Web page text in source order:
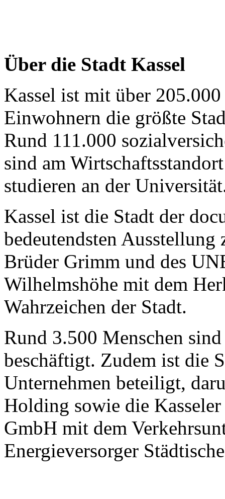
Über die Stadt Kassel
Kassel ist mit über
Einwohnern die größte
Rund 111.000
sind am
studieren an der
Kassel ist die Stadt der
bedeutendsten Ausstellung
Brüder Grimm und des
Wilhelmshöhe mit dem
Wahrzeichen der Stadt.
Rund 3.500 Menschen
beschäftigt. Zudem ist die
Unternehmen beteiligt,
Holding sowie die
GmbH mit dem
Energieversorger